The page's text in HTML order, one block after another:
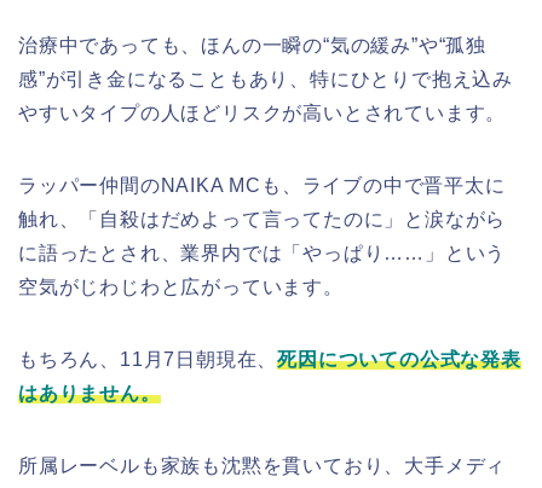
治療中であっても、ほんの一瞬の“気の緩み”や“孤独
感”が引き金になることもあり、特にひとりで抱え込み
やすいタイプの人ほどリスクが高いとされています。
ラッパー仲間のNAIKA MCも、ライブの中で晋平太に
触れ、「自殺はだめよって言ってたのに」と涙ながら
に語ったとされ、業界内では「やっぱり……」という
空気がじわじわと広がっています。
もちろん、11月7日朝現在、死因についての公式な発表
はありません。
所属レーベルも家族も沈黙を貫いており、大手メディ